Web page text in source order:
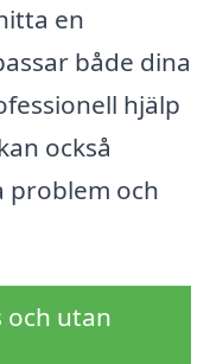
en
både dina
hjälp
också
problem och
och utan